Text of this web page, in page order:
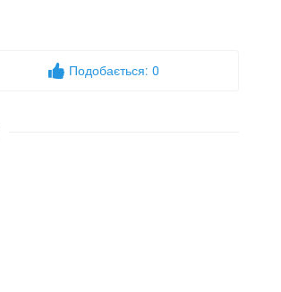
Подобається: 0